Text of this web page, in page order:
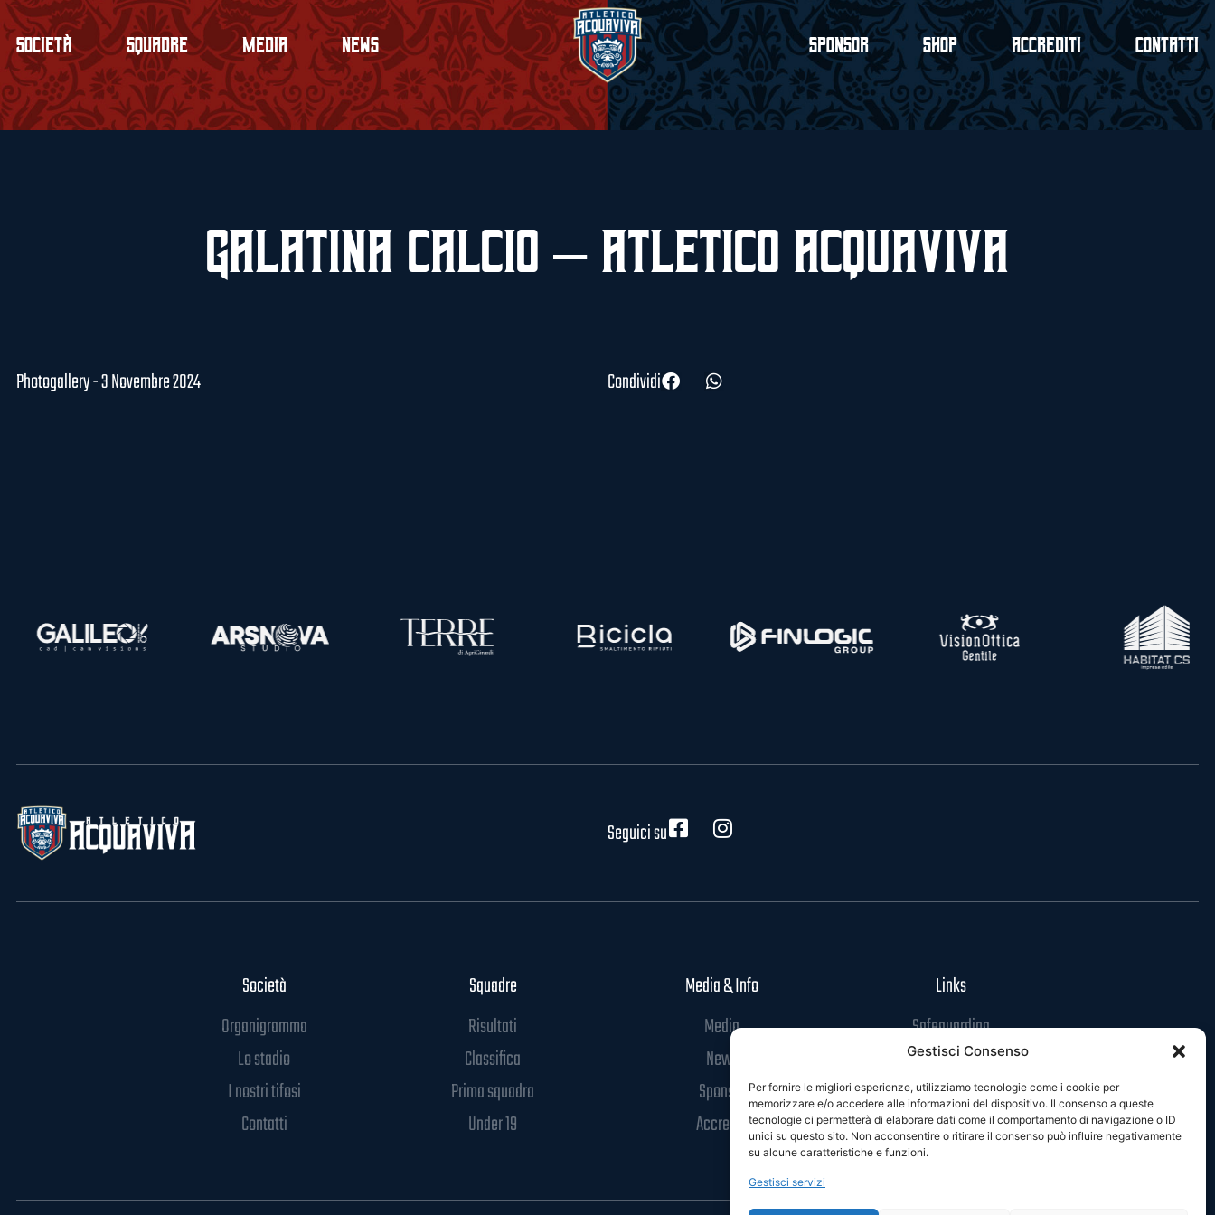
Gestisci Consenso
Per fornire le migliori esperienze, utilizziamo tecnologie come i cookie per
memorizzare e/o accedere alle informazioni del dispositivo. Il consenso a queste
tecnologie ci permetterà di elaborare dati come il comportamento di navigazione o ID
unici su questo sito. Non acconsentire o ritirare il consenso può influire negativamente
su alcune caratteristiche e funzioni.
Gestisci servizi
Società Squadre Media News Sponsor Shop Accrediti Contatti
Galatina Calcio – Atletico Acquaviva
Photogallery - 3 Novembre 2024 Condividi
Seguici su
Società
Organigramma
Lo stadio
I nostri tifosi
Contatti
Squadre
Risultati
Classifica
Prima squadra
Under 19
Media & Info
Media
News
Sponsor
Accrediti
Links
Safeguarding
Codice di Condotta
Privacy Policy
Cookie Policy